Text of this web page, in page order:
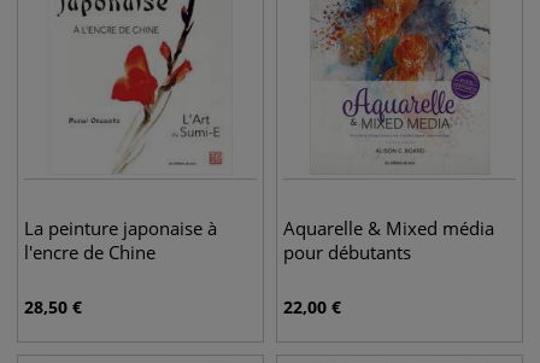
La peinture japonaise à
l'encre de Chine
28,50 €
Aquarelle & Mixed média
pour débutants
22,00 €